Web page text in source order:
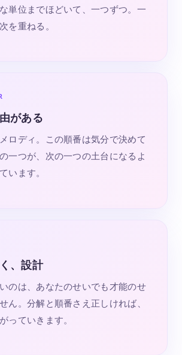
単位までほどいて、一つずつ。一
を重ねる。
がある
ロディ。この順番は気分で決めて
一つが、次の一つの土台になるよ
います。
、設計
のは、あなたのせいでも才能のせ
ん。分解と順番さえ正しければ、
っていきます。